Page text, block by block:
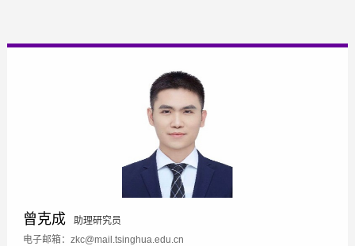
曾克成
助理研究员
电子邮箱：zkc@mail.tsinghua.edu.cn